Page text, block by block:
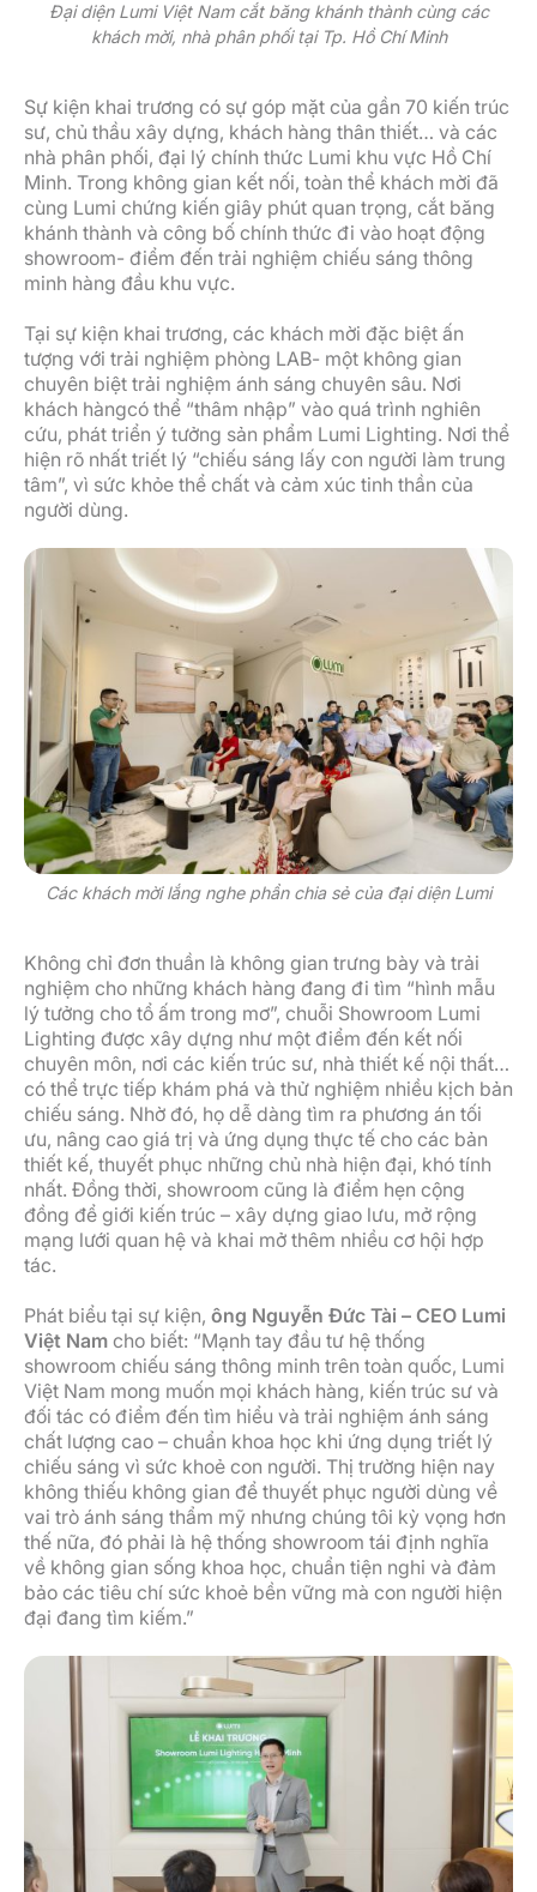
Đại diện Lumi Việt Nam cắt băng khánh thành cùng các
khách mời, nhà phân phối tại Tp. Hồ Chí Minh
Sự kiện khai trương có sự góp mặt của gần 70 kiến trúc
sư, chủ thầu xây dựng, khách hàng thân thiết… và các
nhà phân phối, đại lý chính thức Lumi khu vực Hồ Chí
Minh. Trong không gian kết nối, toàn thể khách mời đã
cùng Lumi chứng kiến giây phút quan trọng, cắt băng
khánh thành và công bố chính thức đi vào hoạt động
showroom- điểm đến trải nghiệm chiếu sáng thông
minh hàng đầu khu vực.
Tại sự kiện khai trương, các khách mời đặc biệt ấn
tượng với trải nghiệm phòng LAB- một không gian
chuyên biệt trải nghiệm ánh sáng chuyên sâu. Nơi
khách hàngcó thể “thâm nhập” vào quá trình nghiên
cứu, phát triển ý tưởng sản phẩm Lumi Lighting. Nơi thể
hiện rõ nhất triết lý “chiếu sáng lấy con người làm trung
tâm”, vì sức khỏe thể chất và cảm xúc tinh thần của
người dùng.
Các khách mời lắng nghe phần chia sẻ của đại diện Lumi
Không chỉ đơn thuần là không gian trưng bày và trải
nghiệm cho những khách hàng đang đi tìm “hình mẫu
lý tưởng cho tổ ấm trong mơ”, chuỗi Showroom Lumi
Lighting được xây dựng như một điểm đến kết nối
chuyên môn, nơi các kiến trúc sư, nhà thiết kế nội thất…
có thể trực tiếp khám phá và thử nghiệm nhiều kịch bản
chiếu sáng. Nhờ đó, họ dễ dàng tìm ra phương án tối
ưu, nâng cao giá trị và ứng dụng thực tế cho các bản
thiết kế, thuyết phục những chủ nhà hiện đại, khó tính
nhất. Đồng thời, showroom cũng là điểm hẹn cộng
đồng để giới kiến trúc – xây dựng giao lưu, mở rộng
mạng lưới quan hệ và khai mở thêm nhiều cơ hội hợp
tác.
Phát biểu tại sự kiện, ông Nguyễn Đức Tài – CEO Lumi
Việt Nam cho biết: “Mạnh tay đầu tư hệ thống
showroom chiếu sáng thông minh trên toàn quốc, Lumi
Việt Nam mong muốn mọi khách hàng, kiến trúc sư và
đối tác có điểm đến tìm hiểu và trải nghiệm ánh sáng
chất lượng cao – chuẩn khoa học khi ứng dụng triết lý
chiếu sáng vì sức khoẻ con người. Thị trường hiện nay
không thiếu không gian để thuyết phục người dùng về
vai trò ánh sáng thẩm mỹ nhưng chúng tôi kỳ vọng hơn
thế nữa, đó phải là hệ thống showroom tái định nghĩa
về không gian sống khoa học, chuẩn tiện nghi và đảm
bảo các tiêu chí sức khoẻ bền vững mà con người hiện
đại đang tìm kiếm.”